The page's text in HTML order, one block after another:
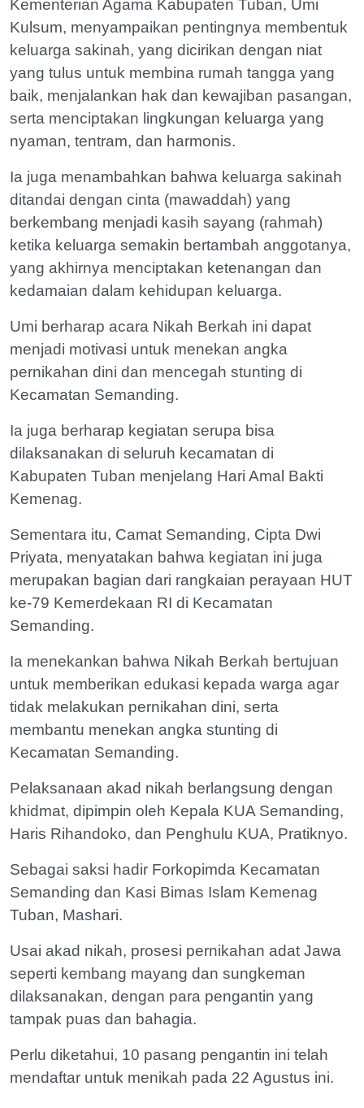
Kementerian Agama Kabupaten Tuban, Umi
Kulsum, menyampaikan pentingnya membentuk
keluarga sakinah, yang dicirikan dengan niat
yang tulus untuk membina rumah tangga yang
baik, menjalankan hak dan kewajiban pasangan,
serta menciptakan lingkungan keluarga yang
nyaman, tentram, dan harmonis.
Ia juga menambahkan bahwa keluarga sakinah
ditandai dengan cinta (mawaddah) yang
berkembang menjadi kasih sayang (rahmah)
ketika keluarga semakin bertambah anggotanya,
yang akhirnya menciptakan ketenangan dan
kedamaian dalam kehidupan keluarga.
Umi berharap acara Nikah Berkah ini dapat
menjadi motivasi untuk menekan angka
pernikahan dini dan mencegah stunting di
Kecamatan Semanding.
Ia juga berharap kegiatan serupa bisa
dilaksanakan di seluruh kecamatan di
Kabupaten Tuban menjelang Hari Amal Bakti
Kemenag.
Sementara itu, Camat Semanding, Cipta Dwi
Priyata, menyatakan bahwa kegiatan ini juga
merupakan bagian dari rangkaian perayaan HUT
ke-79 Kemerdekaan RI di Kecamatan
Semanding.
Ia menekankan bahwa Nikah Berkah bertujuan
untuk memberikan edukasi kepada warga agar
tidak melakukan pernikahan dini, serta
membantu menekan angka stunting di
Kecamatan Semanding.
Pelaksanaan akad nikah berlangsung dengan
khidmat, dipimpin oleh Kepala KUA Semanding,
Haris Rihandoko, dan Penghulu KUA, Pratiknyo.
Sebagai saksi hadir Forkopimda Kecamatan
Semanding dan Kasi Bimas Islam Kemenag
Tuban, Mashari.
Usai akad nikah, prosesi pernikahan adat Jawa
seperti kembang mayang dan sungkeman
dilaksanakan, dengan para pengantin yang
tampak puas dan bahagia.
Perlu diketahui, 10 pasang pengantin ini telah
mendaftar untuk menikah pada 22 Agustus ini.